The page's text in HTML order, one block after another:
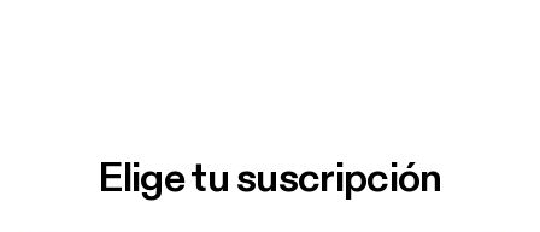
Elige tu suscripción